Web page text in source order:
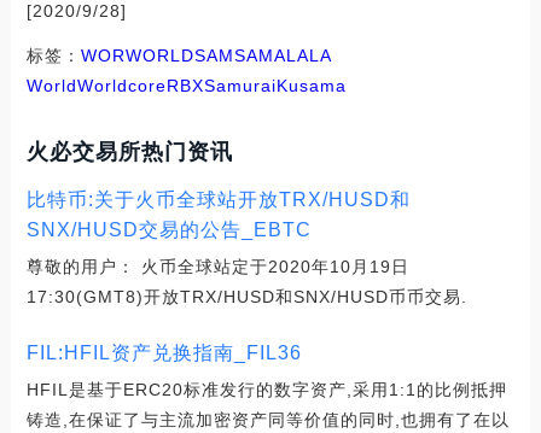
[2020/9/28]
标签： WORWORLDSAMSAMALALA
WorldWorldcoreRBXSamuraiKusama
火必交易所热门资讯
比特币:关于火币全球站开放TRX/HUSD和
SNX/HUSD交易的公告_EBTC
尊敬的用户： 火币全球站定于2020年10月19日
17:30(GMT8)开放TRX/HUSD和SNX/HUSD币币交易.
FIL:HFIL资产兑换指南_FIL36
HFIL是基于ERC20标准发行的数字资产,采用1:1的比例抵押
铸造,在保证了与主流加密资产同等价值的同时,也拥有了在以